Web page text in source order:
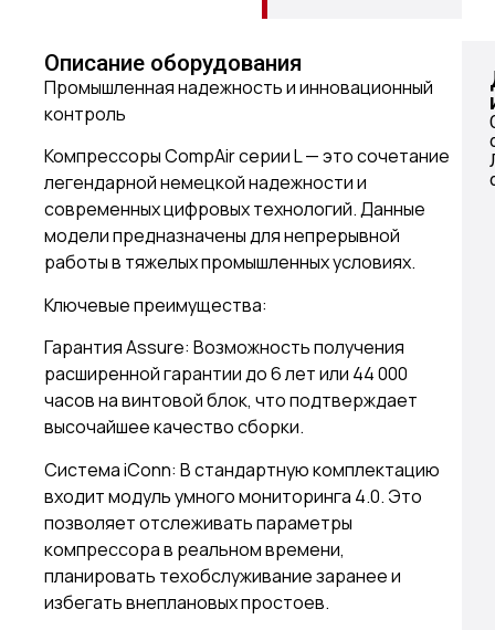
Описание оборудования
Промышленная надежность и инновационный
контроль
Компрессоры CompAir серии L — это сочетание
легендарной немецкой надежности и
современных цифровых технологий. Данные
модели предназначены для непрерывной
работы в тяжелых промышленных условиях.
Ключевые преимущества:
Гарантия Assure: Возможность получения
расширенной гарантии до 6 лет или 44 000
часов на винтовой блок, что подтверждает
высочайшее качество сборки.
Система iConn: В стандартную комплектацию
входит модуль умного мониторинга 4.0. Это
позволяет отслеживать параметры
компрессора в реальном времени,
планировать техобслуживание заранее и
избегать внеплановых простоев.